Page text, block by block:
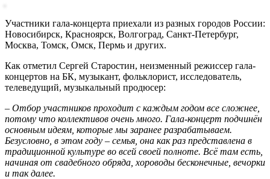
Участники гала-концерта приехали из разных городов России:
Новосибирск, Красноярск, Волгоград, Санкт-Петербург,
Москва, Томск, Омск, Пермь и других.
Как отметил Сергей Старостин, неизменный режиссер гала-
концертов на БК, музыкант, фольклорист, исследователь,
телеведущий, музыкальный продюсер:
– Отбор участников проходит с каждым годом все сложнее,
потому что коллективов очень много. Гала-концерт подчинён
основным идеям, которые мы заранее разрабатываем.
Безусловно, в этом году – семья, она как раз представлена в
традиционной культуре во всей своей полноте. Всё там есть,
начиная от свадебного обряда, хороводы бесконечные, вечорки
и так далее.